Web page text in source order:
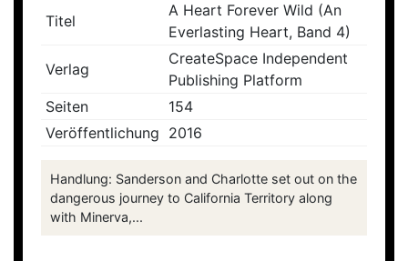
Titel
A Heart Forever Wild (An
Everlasting Heart, Band 4)
Verlag
CreateSpace Independent
Publishing Platform
Seiten
154
Veröffentlichung 2016
Handlung: Sanderson and Charlotte set out on the
dangerous journey to California Territory along
with Minerva,...